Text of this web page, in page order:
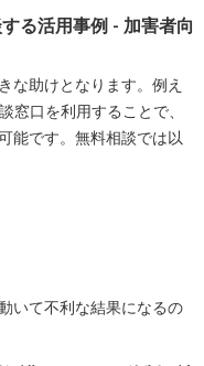
る活用事例 - 加害者向
な助けとなります。例え
窓口を利用することで、
能です。無料相談では以
いて不利な結果になるの